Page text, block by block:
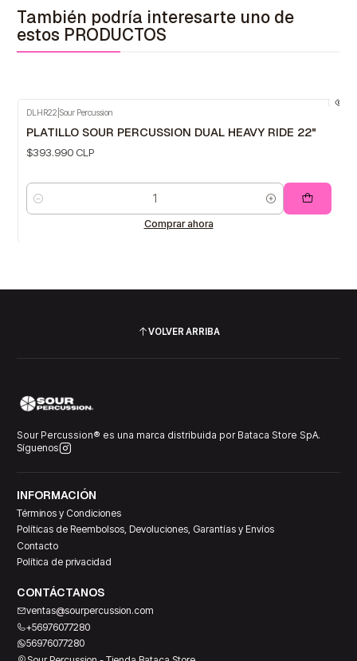
También podría interesarte uno de
estos PRODUCTOS
DLHR22 Sour Percussion
PLATILLO SOUR PERCUSSION DUAL HEAVY RIDE 22"
$393.990 CLP
Cantidad
Comprar ahora
VOLVER ARRIBA
Sour Percussion® es una marca distribuida por Bataca Store SpA.
Síguenos
INFORMACIÓN
Términos y Condiciones
Políticas de Reembolsos, Devoluciones, Garantías y Envíos
Contacto
Política de privacidad
CONTÁCTANOS
ventas@sourpercussion.com
+56976077280
56976077280